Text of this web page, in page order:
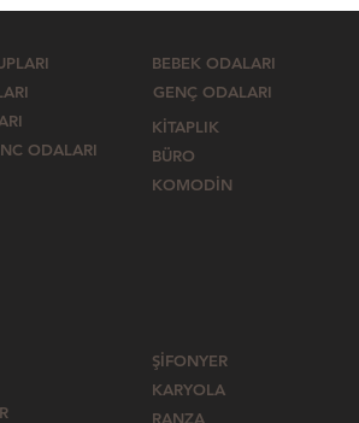
ODALARI
BEBEK ODALARI
GENÇ ODALARI
KİTAPLIK
BÜRO
KOMODİN
ŞİFONYER
KARYOLA
RANZA